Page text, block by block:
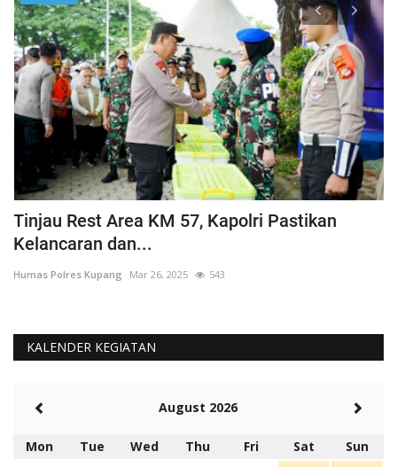
Tinjau Rest Area KM 57, Kapolri Pastikan
Kelancaran dan...
Humas Polres Kupang Mar 26, 2025 543
KALENDER KEGIATAN
August 2026
Mon Tue Wed Thu Fri Sat
Sun